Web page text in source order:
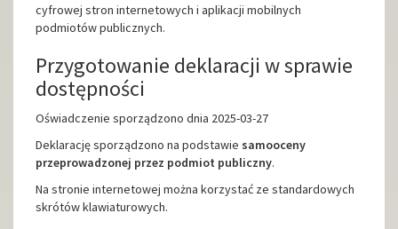
cyfrowej stron internetowych i aplikacji mobilnych
podmiotów publicznych.
Przygotowanie deklaracji w sprawie
dostępności
Oświadczenie sporządzono dnia 2025-03-27
Deklarację sporządzono na podstawie samooceny
przeprowadzonej przez podmiot publiczny.
Na stronie internetowej można korzystać ze standardowych
skrótów klawiaturowych.